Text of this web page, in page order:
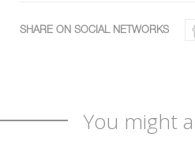
SHARE ON SOCIAL NETWORKS
You might